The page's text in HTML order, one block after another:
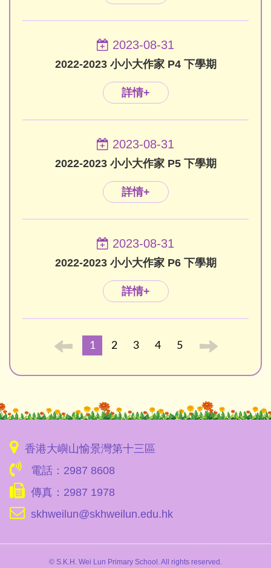
2023-08-31
2022-2023 小小大作家 P4 下學期
詳情+
2023-08-31
2022-2023 小小大作家 P5 下學期
詳情+
2023-08-31
2022-2023 小小大作家 P6 下學期
詳情+
1 2 3 4 5
香港大嶼山愉景灣第十三區
電話：2987 8608
傳真：2987 1978
skhweilun@skhweilun.edu.hk
© S.K.H. Wei Lun Primary School. All rights reserved.